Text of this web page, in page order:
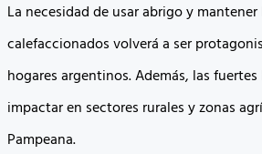
La necesidad de usar abrigo y
calefaccionados volverá a ser
hogares argentinos. Además, las
impactar en sectores rurales y zonas
Pampeana.